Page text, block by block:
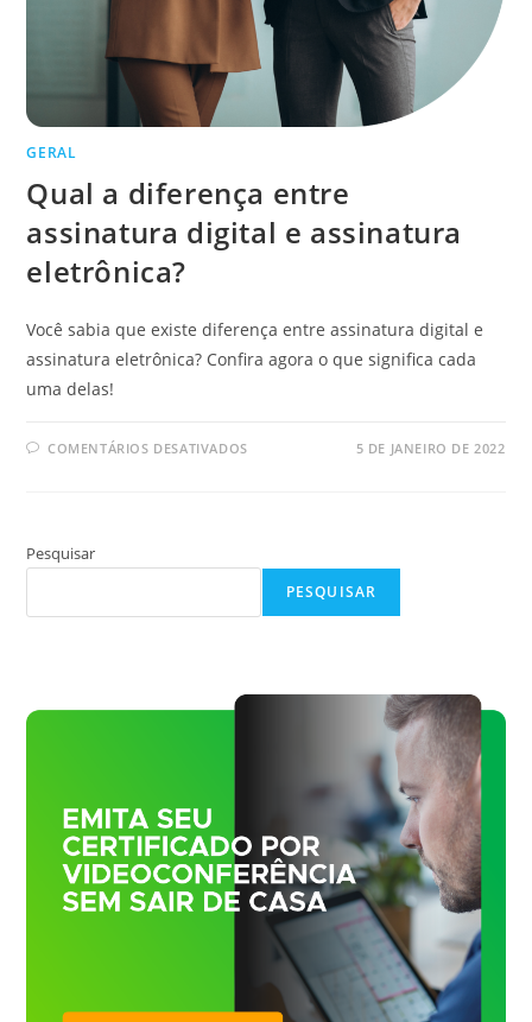
GERAL
Qual a diferença entre
assinatura digital e assinatura
eletrônica?
Você sabia que existe diferença entre assinatura digital e
assinatura eletrônica? Confira agora o que significa cada
uma delas!
COMENTÁRIOS DESATIVADOSEM
ASSINATURA
ELETRÔNICA?
5 DE JANEIRO DE 2022
Pesquisar
PESQUISAR